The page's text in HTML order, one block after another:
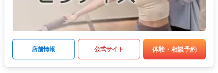
店舗情報 公式サイト 体験・相談予約